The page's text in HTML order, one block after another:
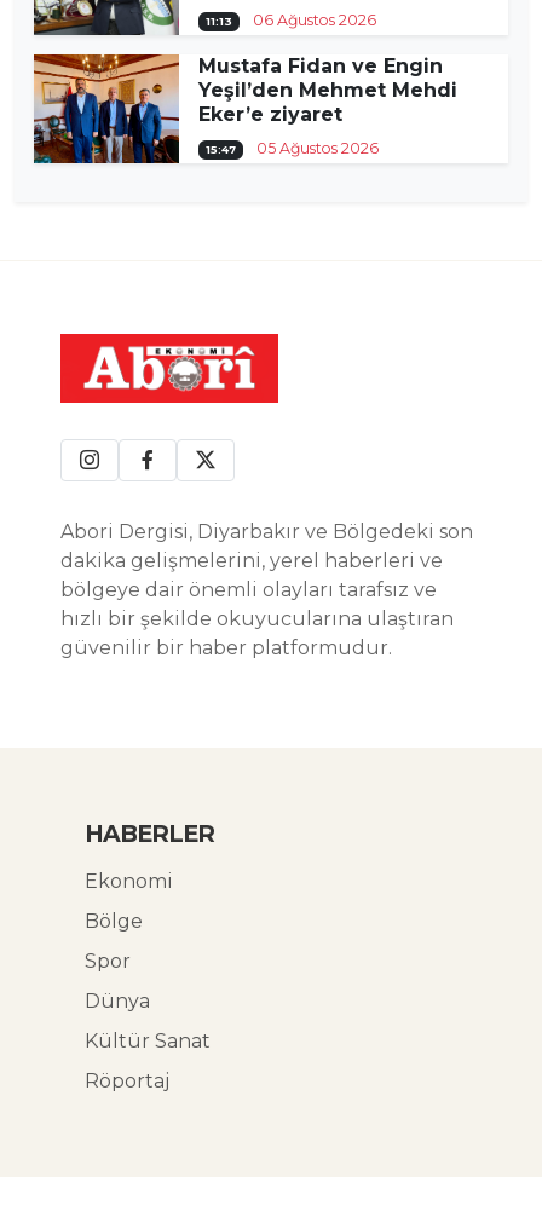
11:13 06 Ağustos 2026
Mustafa Fidan ve Engin
Yeşil’den Mehmet Mehdi
Eker’e ziyaret
15:47 05 Ağustos 2026
Abori Dergisi, Diyarbakır ve Bölgedeki son
dakika gelişmelerini, yerel haberleri ve
bölgeye dair önemli olayları tarafsız ve
hızlı bir şekilde okuyucularına ulaştıran
güvenilir bir haber platformudur.
HABERLER
Ekonomi
Bölge
Spor
Dünya
Kültür Sanat
Röportaj